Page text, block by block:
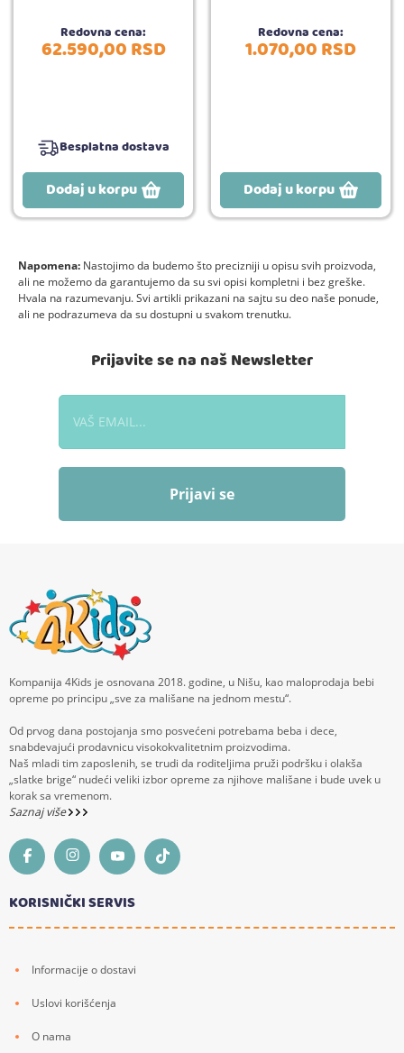
Redovna cena:
62.590,00RSD
Besplatna dostava
Dodaj u korpu
Redovna cena:
1.070,00RSD
Dodaj u korpu
Napomena: Nastojimo da budemo što precizniji u opisu svih proizvoda,
ali ne možemo da garantujemo da su svi opisi kompletni i bez greške.
Hvala na razumevanju. Svi artikli prikazani na sajtu su deo naše ponude,
ali ne podrazumeva da su dostupni u svakom trenutku.
Prijavite se na naš Newsletter
Prijavi se
Kompanija 4Kids je osnovana 2018. godine, u Nišu, kao maloprodaja bebi
opreme po principu „sve za mališane na jednom mestu“.
Od prvog dana postojanja smo posvećeni potrebama beba i dece,
snabdevajući prodavnicu visokokvalitetnim proizvodima.
Naš mladi tim zaposlenih, se trudi da roditeljima pruži podršku i olakša
„slatke brige“ nudeći veliki izbor opreme za njihove mališane i bude uvek u
korak sa vremenom.
Saznaj više
KORISNIČKI SERVIS
Informacije o dostavi
Uslovi korišćenja
O nama